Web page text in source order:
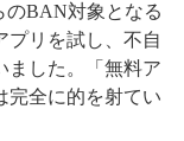
のBAN対象となる
プリを試し、不自
ました。「無料ア
完全に的を射てい